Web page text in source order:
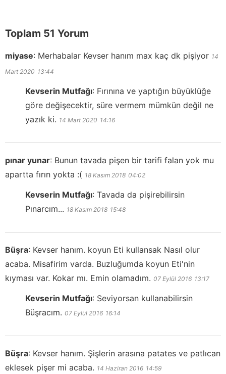
Toplam 51 Yorum
miyase: Merhabalar Kevser hanım max kaç dk pişiyor 14
Mart 2020 13:44
Kevserin Mutfağı: Fırınına ve yaptığın büyüklüğe
göre değişecektir, süre vermem mümkün değil ne
yazık ki. 14 Mart 2020 14:16
pınar yunar: Bunun tavada pişen bir tarifi falan yok mu
apartta fırın yokta :( 18 Kasım 2018 04:02
Kevserin Mutfağı: Tavada da pişirebilirsin
Pınarcım... 18 Kasım 2018 15:48
Büşra: Kevser hanım. koyun Eti kullansak Nasıl olur
acaba. Misafirim varda. Buzluğumda koyun Eti'nin
kıyması var. Kokar mı. Emin olamadım. 07 Eylül 2016 13:17
Kevserin Mutfağı: Seviyorsan kullanabilirsin
Büşracım. 07 Eylül 2016 16:14
Büşra: Kevser hanım. Şişlerin arasına patates ve patlıcan
eklesek pişer mi acaba. 14 Haziran 2016 14:59